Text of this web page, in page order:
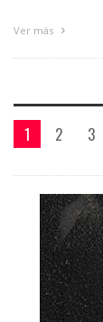
Ver más
1 2 3